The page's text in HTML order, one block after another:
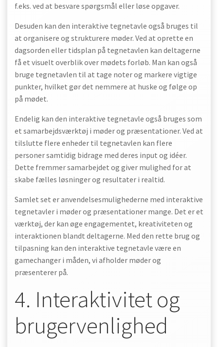
f.eks. ved at besvare spørgsmål eller løse opgaver.
Desuden kan den interaktive tegnetavle også bruges til
at organisere og strukturere møder. Ved at oprette en
dagsorden eller tidsplan på tegnetavlen kan deltagerne
få et visuelt overblik over mødets forløb. Man kan også
bruge tegnetavlen til at tage noter og markere vigtige
punkter, hvilket gør det nemmere at huske og følge op
på mødet.
Endelig kan den interaktive tegnetavle også bruges som
et samarbejdsværktøj i møder og præsentationer. Ved at
tilslutte flere enheder til tegnetavlen kan flere
personer samtidig bidrage med deres input og idéer.
Dette fremmer samarbejdet og giver mulighed for at
skabe fælles løsninger og resultater i realtid.
Samlet set er anvendelsesmulighederne med interaktive
tegnetavler i møder og præsentationer mange. Det er et
værktøj, der kan øge engagementet, kreativiteten og
interaktionen blandt deltagerne. Med den rette brug og
tilpasning kan den interaktive tegnetavle være en
gamechanger i måden, vi afholder møder og
præsenterer på.
4. Interaktivitet og
brugervenlighed